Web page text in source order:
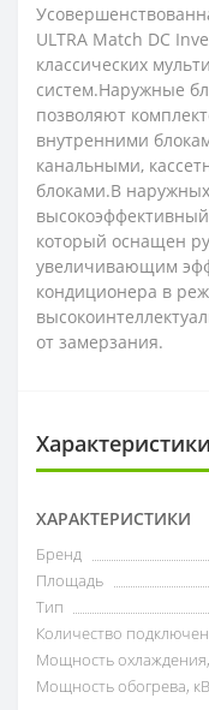
ULTRA Match DC
классических
систем.Наружные
позволяют
внутренними
канальными,
блоками.В
который оснащен
увеличивающим
кондиционера в
от замерзания.
Характеристики
ХАРАКТЕРИСТИКИ
Бренд
Площадь
Тип
Количество
Мощность
Мощность обогрева,